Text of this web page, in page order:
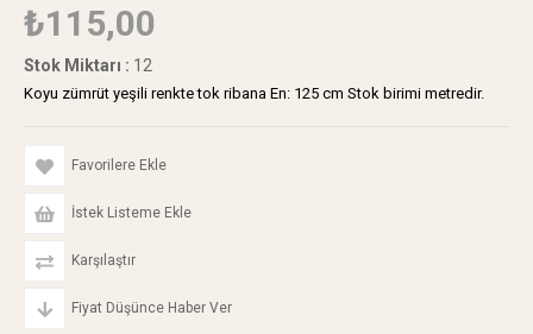
₺115,00
Stok Miktarı : 12
Koyu zümrüt yeşili renkte tok ribana En: 125 cm Stok birimi metredir.
Favorilere Ekle
İstek Listeme Ekle
Karşılaştır
Fiyat Düşünce Haber Ver